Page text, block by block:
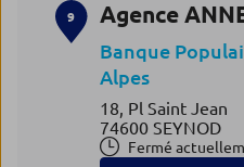
9 Agence
Banque
Alpes
18, Pl Saint Jean
74600 SEYNOD
Fermé